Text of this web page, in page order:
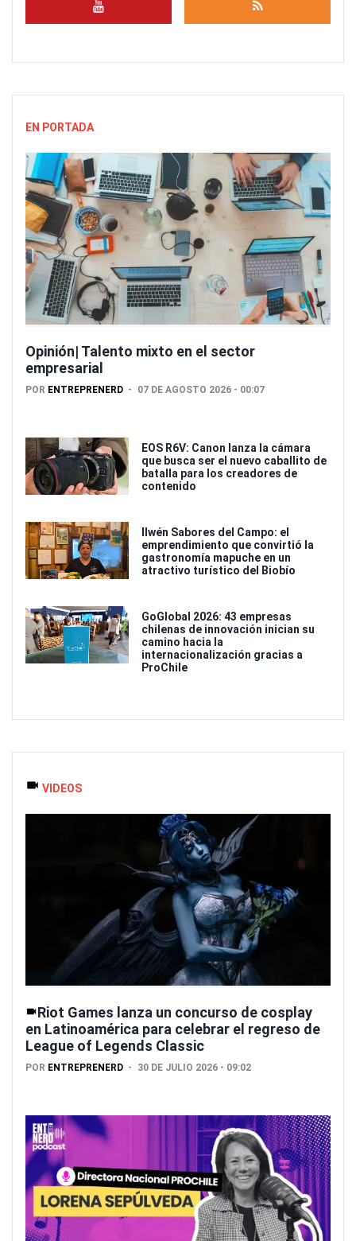
EN PORTADA
Opinión| Talento mixto en el sector
empresarial
POR ENTREPRENERD 07 DE AGOSTO 2026 - 00:07
EOS R6V: Canon lanza la cámara
que busca ser el nuevo caballito de
batalla para los creadores de
contenido
Ilwén Sabores del Campo: el
emprendimiento que convirtió la
gastronomía mapuche en un
atractivo turístico del Biobío
GoGlobal 2026: 43 empresas
chilenas de innovación inician su
camino hacia la
internacionalización gracias a
ProChile
VIDEOS
Riot Games lanza un concurso de cosplay
en Latinoamérica para celebrar el regreso de
League of Legends Classic
POR ENTREPRENERD 30 DE JULIO 2026 - 09:02